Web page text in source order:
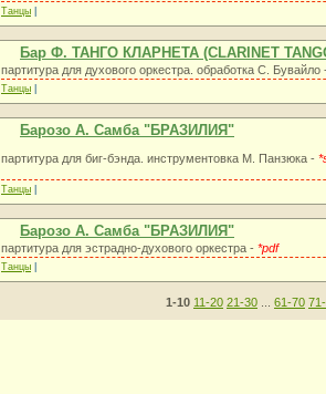
Танцы
Бар Ф. ТАНГО КЛАРНЕТА (CLARINET
партитура для духового оркестра. обработка С.
Танцы
Барозо А. Самба "БРАЗИЛИЯ"
партитура для биг-бэнда. инструментовка М. Панзюка -
Танцы
Барозо А. Самба "БРАЗИЛИЯ"
партитура для эстрадно-духового оркестра - *pdf
Танцы
1-10 11-20 21-30 61-70